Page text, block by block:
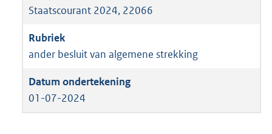
Staatscourant 2024, 22066
ander besluit van algemene strekking
01-07-2024